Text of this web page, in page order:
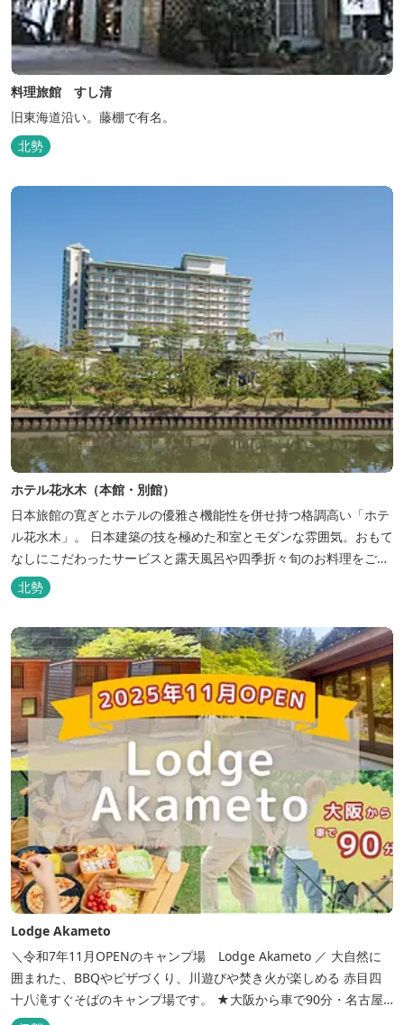
料理旅館 すし清
旧東海道沿い。藤棚で有名。
北勢
ホテル花水木（本館・別館）
日本旅館の寛ぎとホテルの優雅さ機能性を併せ持つ格調高い「ホテ
ル花水木」。 日本建築の技を極めた和室とモダンな雰囲気。おもて
なしにこだわったサービスと露天風呂や四季折々旬のお料理をご満
喫いただけます。
北勢
Lodge Akameto
＼令和7年11月OPENのキャンプ場 Lodge Akameto ／ 大自然に
囲まれた、BBQやピザづくり、川遊びや焚き火が楽しめる 赤目四
十八滝すぐそばのキャンプ場です。 ★大阪から車で90分・名古屋
から120分の好アクセス！ ★専用テラス付きバンガローでは、BBQ